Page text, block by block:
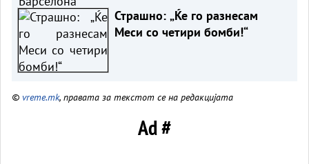
Страшно: „Ќе го разнесам
Меси со четири бомби!“
© vreme.mk, правата за текстот се на редакцијата
Ad #